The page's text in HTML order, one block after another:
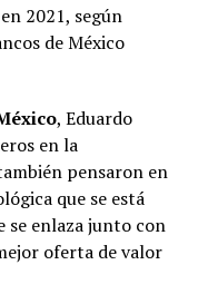
2021, según
de México
, Eduardo
en la
pensaron en
que se está
se enlaza junto con
oferta de valor